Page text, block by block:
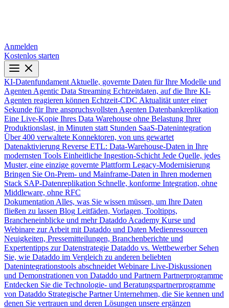
Anmelden
Kostenlos starten
KI-Datenfundament Aktuelle, governte Daten für Ihre Modelle und
Agenten Agentic Data Streaming Echtzeitdaten, auf die Ihre KI-
Agenten reagieren können Echtzeit-CDC Aktualität unter einer
Sekunde für Ihre anspruchsvollsten Agenten Datenbankreplikation
Eine Live-Kopie Ihres Data Warehouse ohne Belastung Ihrer
Produktionslast, in Minuten statt Stunden SaaS-Datenintegration
Über 400 verwaltete Konnektoren, von uns gewartet
Datenaktivierung Reverse ETL: Data-Warehouse-Daten in Ihre
modernsten Tools Einheitliche Ingestion-Schicht Jede Quelle, jedes
Muster, eine einzige governte Plattform Legacy-Modernisierung
Bringen Sie On-Prem- und Mainframe-Daten in Ihren modernen
Stack SAP-Datenreplikation Schnelle, konforme Integration, ohne
Middleware, ohne RFC
Dokumentation Alles, was Sie wissen müssen, um Ihre Daten
fließen zu lassen Blog Leitfäden, Vorlagen, Tooltipps,
Brancheneinblicke und mehr Dataddo Academy Kurse und
Webinare zur Arbeit mit Dataddo und Daten Medienressourcen
Neuigkeiten, Pressemitteilungen, Branchenberichte und
Expertentipps zur Datenstrategie Dataddo vs. Wettbewerber Sehen
Sie, wie Dataddo im Vergleich zu anderen beliebten
Datenintegrationstools abschneidet Webinare Live-Diskussionen
und Demonstrationen von Dataddo und Partnern Partnerprogramme
Entdecken Sie die Technologie- und Beratungspartnerprogramme
von Dataddo Strategische Partner Unternehmen, die Sie kennen und
denen Sie vertrauen und deren Lösungen unsere ergänzen